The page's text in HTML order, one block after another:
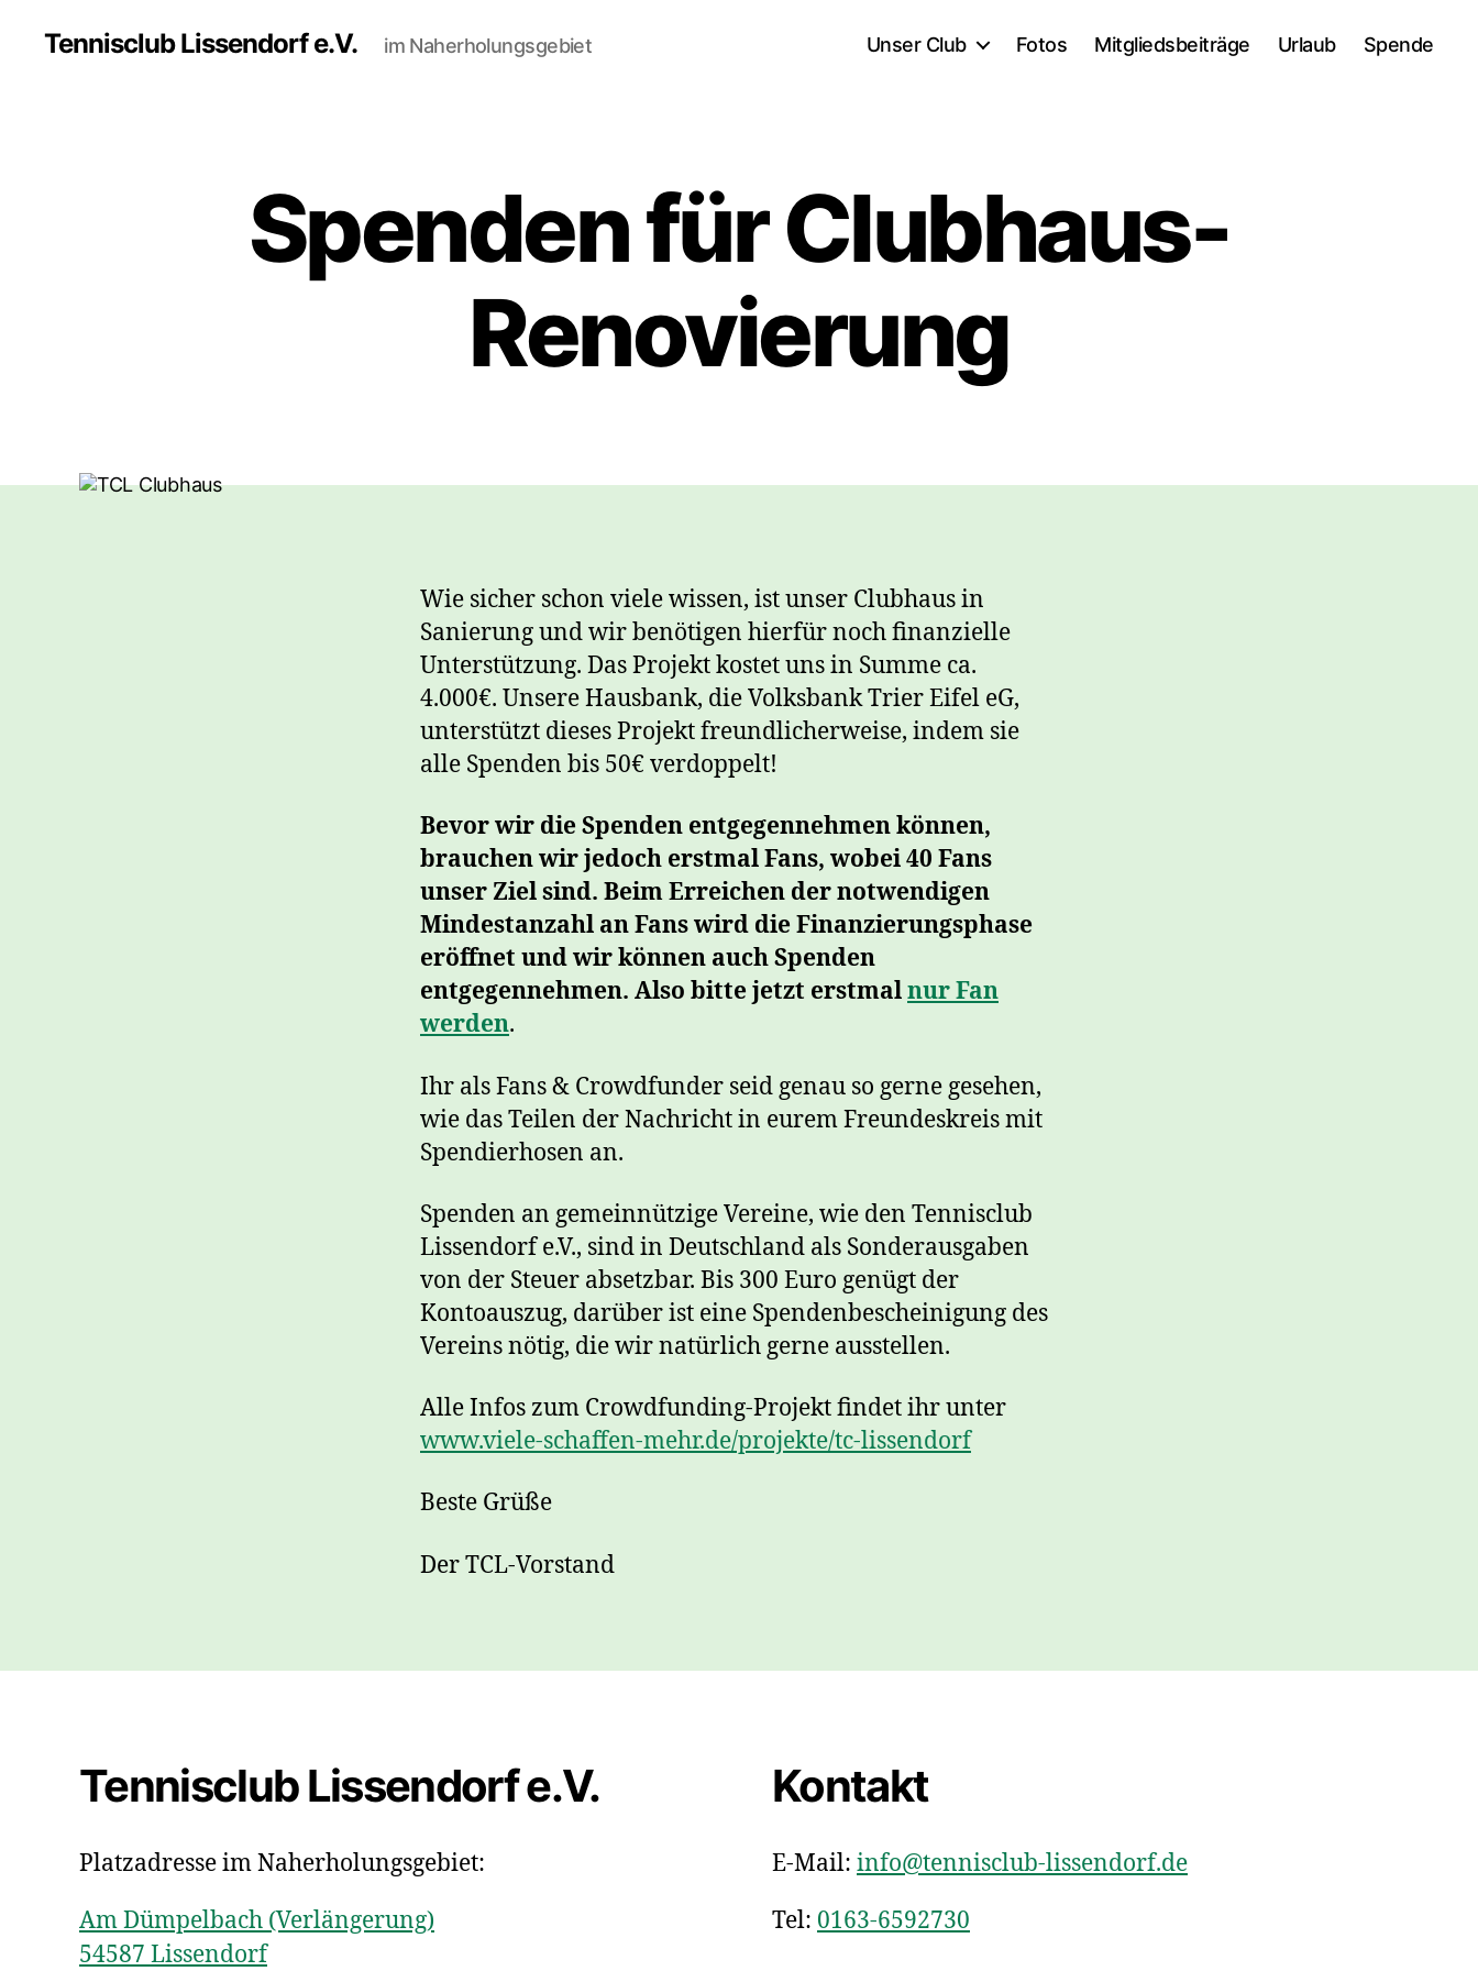
Tennisclub Lissendorf e.V. im Naherholungsgebiet Unser Club Fotos Mitgliedsbeiträge Urlaub Spende
Spenden für Clubhaus-
Renovierung
Wie sicher schon viele wissen, ist unser Clubhaus in
Sanierung und wir benötigen hierfür noch finanzielle
Unterstützung. Das Projekt kostet uns in Summe ca.
4.000€. Unsere Hausbank, die Volksbank Trier Eifel eG,
unterstützt dieses Projekt freundlicherweise, indem sie
alle Spenden bis 50€ verdoppelt!
Bevor wir die Spenden entgegennehmen können,
brauchen wir jedoch erstmal Fans, wobei 40 Fans
unser Ziel sind. Beim Erreichen der notwendigen
Mindestanzahl an Fans wird die Finanzierungsphase
eröffnet und wir können auch Spenden
entgegennehmen. Also bitte jetzt erstmalnur Fan
werden.
Ihr als Fans & Crowdfunder seid genau so gerne gesehen,
wie das Teilen der Nachricht in eurem Freundeskreis mit
Spendierhosen an.
Spenden an gemeinnützige Vereine, wie den Tennisclub
Lissendorf e.V., sind in Deutschland als Sonderausgaben
von der Steuer absetzbar. Bis 300 Euro genügt der
Kontoauszug, darüber ist eine Spendenbescheinigung des
Vereins nötig, die wir natürlich gerne ausstellen.
Alle Infos zum Crowdfunding-Projekt findet ihr unter
www.viele-schaffen-mehr.de/projekte/tc-lissendorf
Beste Grüße
Der TCL-Vorstand
Tennisclub Lissendorf e.V.
Platzadresse im Naherholungsgebiet:
Am Dümpelbach (Verlängerung)
54587 Lissendorf
Kontakt
E-Mail: info@tennisclub-lissendorf.de
Tel: 0163-6592730